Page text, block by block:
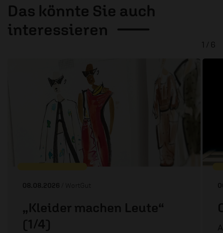
Das könnte Sie auch
interessieren
08.08.2026 / WortGut
„Kleider machen Leute“
(1/4)
1 / 6